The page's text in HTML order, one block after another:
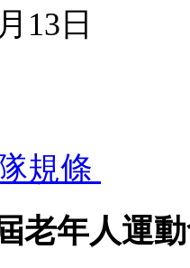
13日
規條
老年人運